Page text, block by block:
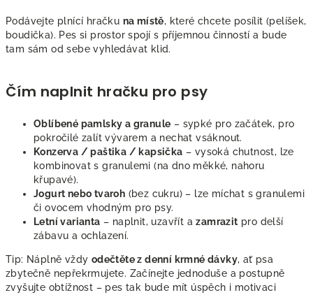
Podávejte plnící hračku na místě, které chcete posílit (pelíšek,
boudička). Pes si prostor spojí s příjemnou činností a bude
tam sám od sebe vyhledávat klid.
Čím naplnit hračku pro psy
Oblíbené pamlsky a granule – sypké pro začátek, pro
pokročilé zalít vývarem a nechat vsáknout.
Konzerva / paštika / kapsička – vysoká chutnost, lze
kombinovat s granulemi (na dno měkké, nahoru
křupavé).
Jogurt nebo tvaroh (bez cukru) – lze míchat s granulemi
či ovocem vhodným pro psy.
Letní varianta – naplnit, uzavřít azamrazit pro delší
zábavu a ochlazení.
Tip: Náplně vždy odečtěte z denní krmné dávky, ať psa
zbytečně nepřekrmujete. Začínejte jednoduše a postupně
zvyšujte obtížnost – pes tak bude mít úspěch i motivaci